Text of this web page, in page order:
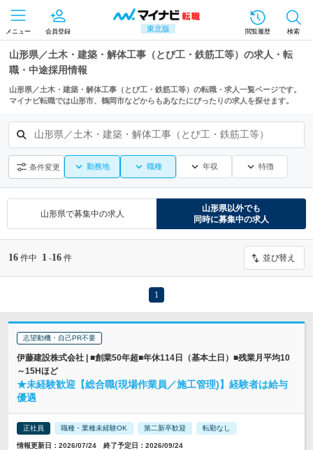
東北版
メニュー 会員登録 閲覧履歴 検索
山形県／土木・建築・解体工事（とび工・鉄筋工等）の求人・転
職・中途採用情報
山形県／土木・建築・解体工事（とび工・鉄筋工等）の転職・求人一覧ページです。
マイナビ転職では山形市、鶴岡市などからもあなたにぴったりの求人を探せます。
山形県／土木・建築・解体工事（とび工・鉄筋工等）
条件変更 勤務地 職種 年収 特徴
山形県で募集中の求人
山形県以外でも
同時に募集中の求人
16 件中 1 -16 件 並び替え
1
志望動機・自己PR不要
伊藤建設株式会社 | ■創業50年超■年休114日（基本土日）■残業月平均10
～15Hほど
★未経験歓迎【総合職(現場作業員／施工管理)】経験者は給与
優遇
正社員 職種・業種未経験OK 第二新卒歓迎 転勤なし
情報更新日：2026/07/24 終了予定日：2026/09/24